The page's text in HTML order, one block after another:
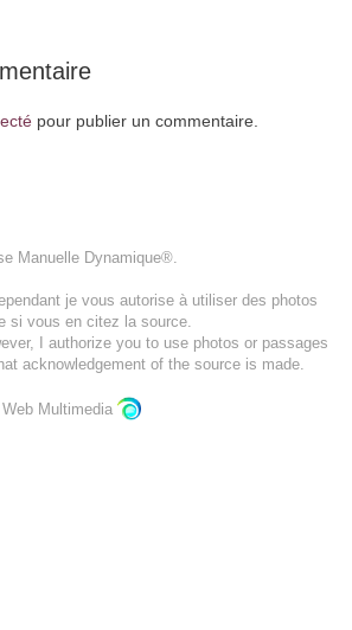
pour publier un commentaire.
Manuelle Dynamique®.
je vous autorise à utiliser des photos
si vous en citez la source.
I authorize you to use photos or passages
acknowledgement of the source is made.
Multimedia